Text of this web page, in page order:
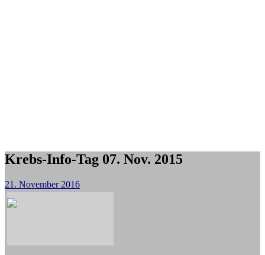
Krebs-Info-Tag 07. Nov. 2015
21. November 2016